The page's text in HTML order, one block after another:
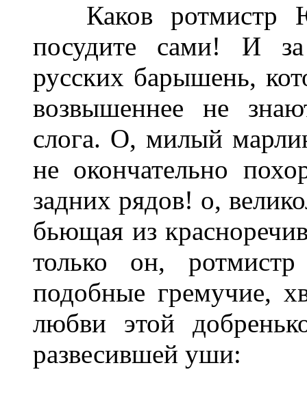
Каков ротмистр
посудите сами! И
русских барышень,
возвышеннее не
слога. О, милый
не окончательно
задних рядов! о,
бьющая из
только он,
подобные гремучие,
любви этой
развесившей уши: